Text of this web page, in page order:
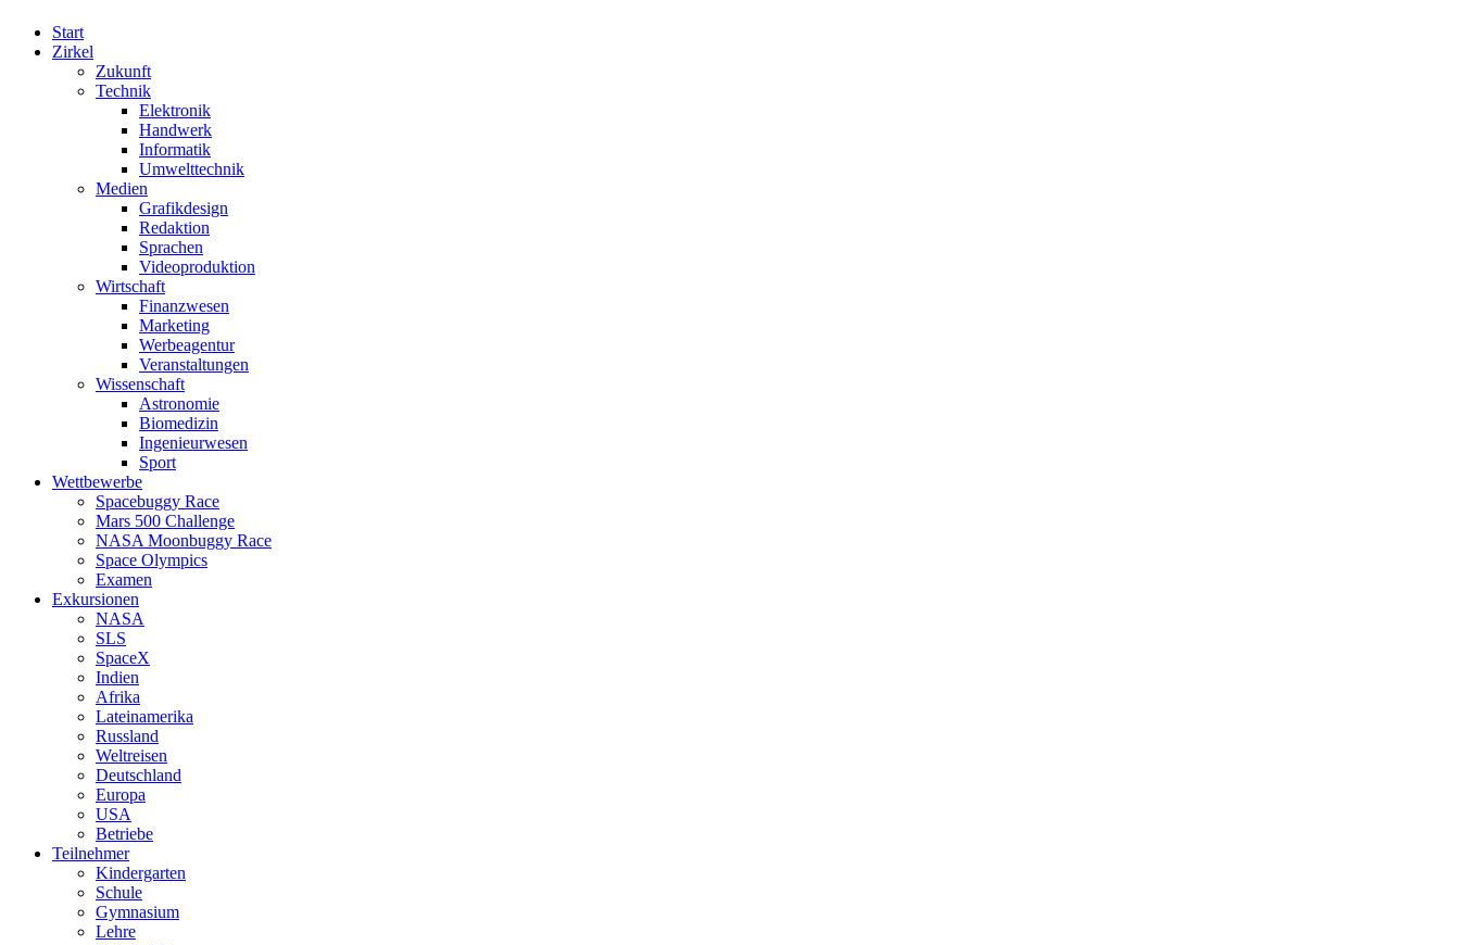
Start
Zirkel
Zukunft
Technik
Elektronik
Handwerk
Informatik
Umwelttechnik
Medien
Grafikdesign
Redaktion
Sprachen
Videoproduktion
Wirtschaft
Finanzwesen
Marketing
Werbeagentur
Veranstaltungen
Wissenschaft
Astronomie
Biomedizin
Ingenieurwesen
Sport
Wettbewerbe
Spacebuggy Race
Mars 500 Challenge
NASA Moonbuggy Race
Space Olympics
Examen
Exkursionen
NASA
SLS
SpaceX
Indien
Afrika
Lateinamerika
Russland
Weltreisen
Deutschland
Europa
USA
Betriebe
Teilnehmer
Kindergarten
Schule
Gymnasium
Lehre